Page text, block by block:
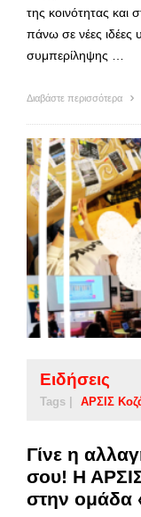
της κοινότητας και
πάνω σε νέες ιδέες
συμπερίληψης …
Διαβάστε περισσότερα
Ειδήσεις
Tags | ΑΡΣΙΣ
Γίνε η
σου! Η
στην ομάδα